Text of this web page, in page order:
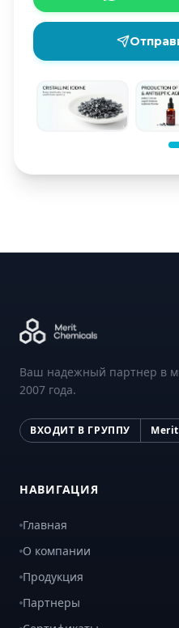
Ваш надежный партнер в
2007 года.
ВХОДИТ В ГРУППУ
НАВИГАЦИЯ
Главная
О компании
Продукция
Партнеры